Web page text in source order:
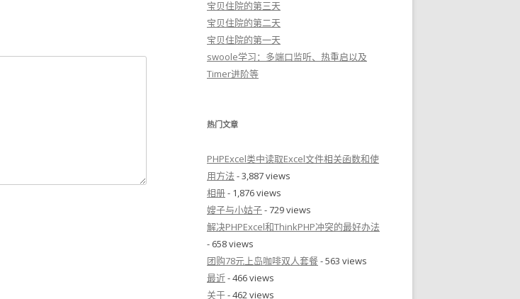
宝贝住院的第三天
宝贝住院的第二天
宝贝住院的第一天
swoole学习：多端口监听、热重启以及
Timer进阶等
热门文章
PHPExcel类中读取Excel文件相关函数和使
用方法 - 3,887 views
相册- 1,876 views
嫂子与小姑子- 729 views
解决PHPExcel和ThinkPHP冲突的最好办法
- 658 views
团购78元上岛咖啡双人套餐- 563 views
最近- 466 views
关于- 462 views